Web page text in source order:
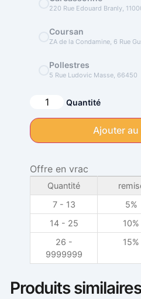
220 Rue Edouard Branly,
Coursan
ZA de la Condamine, 6 Rue
Pollestres
5 Rue Ludovic Masse, 66450
Quantité
Ajouter
Offre en vrac
Quantité
7 - 13
5%
14 - 25
10%
26 -
9999999
15%
Produits similaires